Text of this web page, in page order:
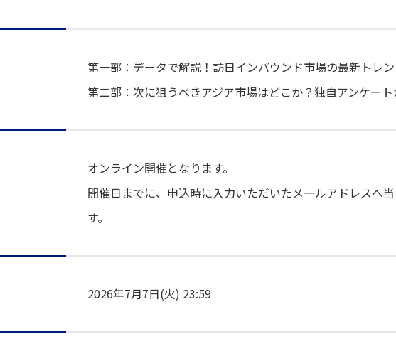
第一部：データで解説！訪日インバウンド市場の最新トレ
第二部：次に狙うべきアジア市場はどこか？独自アンケート
オンライン開催となります。
開催日までに、申込時に入力いただいたメールアドレスへ
す。
2026年7月7日(火) 23:59